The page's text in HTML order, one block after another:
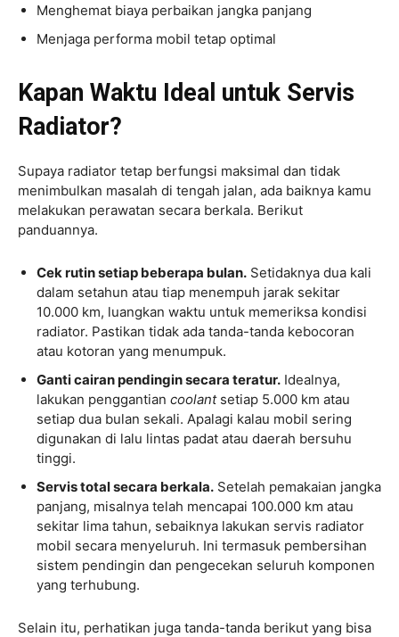
Menghemat biaya perbaikan jangka panjang
Menjaga performa mobil tetap optimal
Kapan Waktu Ideal untuk Servis
Radiator?
Supaya radiator tetap berfungsi maksimal dan tidak
menimbulkan masalah di tengah jalan, ada baiknya kamu
melakukan perawatan secara berkala. Berikut
panduannya.
Cek rutin setiap beberapa bulan. Setidaknya dua kali
dalam setahun atau tiap menempuh jarak sekitar
10.000 km, luangkan waktu untuk memeriksa kondisi
radiator. Pastikan tidak ada tanda-tanda kebocoran
atau kotoran yang menumpuk.
Ganti cairan pendingin secara teratur. Idealnya,
lakukan penggantian coolant setiap 5.000 km atau
setiap dua bulan sekali. Apalagi kalau mobil sering
digunakan di lalu lintas padat atau daerah bersuhu
tinggi.
Servis total secara berkala. Setelah pemakaian jangka
panjang, misalnya telah mencapai 100.000 km atau
sekitar lima tahun, sebaiknya lakukan servis radiator
mobil secara menyeluruh. Ini termasuk pembersihan
sistem pendingin dan pengecekan seluruh komponen
yang terhubung.
Selain itu, perhatikan juga tanda-tanda berikut yang bisa